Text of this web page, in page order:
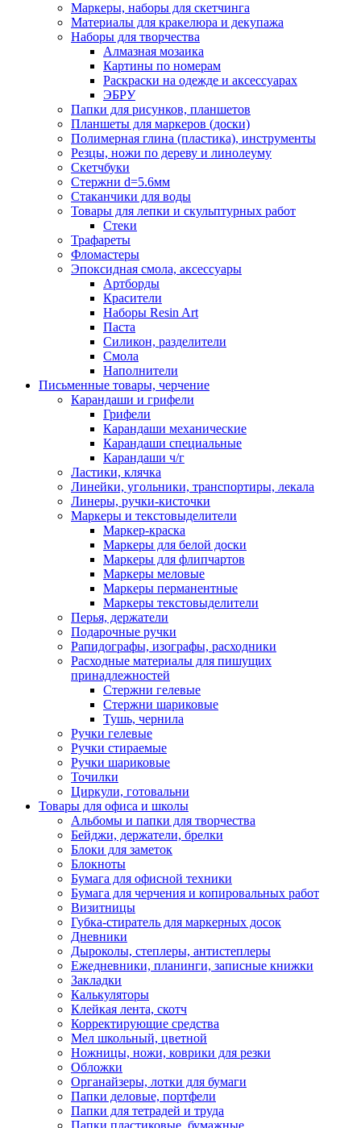
Маркеры, наборы для скетчинга
Материалы для кракелюра и декупажа
Наборы для творчества
Алмазная мозаика
Картины по номерам
Раскраски на одежде и аксессуарах
ЭБРУ
Папки для рисунков, планшетов
Планшеты для маркеров (доски)
Полимерная глина (пластика), инструменты
Резцы, ножи по дереву и линолеуму
Скетчбуки
Стержни d=5.6мм
Стаканчики для воды
Товары для лепки и скульптурных работ
Стеки
Трафареты
Фломастеры
Эпоксидная смола, аксессуары
Артборды
Красители
Наборы Resin Art
Паста
Силикон, разделители
Смола
Наполнители
Письменные товары, черчение
Карандаши и грифели
Грифели
Карандаши механические
Карандаши специальные
Карандаши ч/г
Ластики, клячка
Линейки, угольники, транспортиры, лекала
Линеры, ручки-кисточки
Маркеры и текстовыделители
Маркер-краска
Маркеры для белой доски
Маркеры для флипчартов
Маркеры меловые
Маркеры перманентные
Маркеры текстовыделители
Перья, держатели
Подарочные ручки
Рапидографы, изографы, расходники
Расходные материалы для пишущих
принадлежностей
Стержни гелевые
Стержни шариковые
Тушь, чернила
Ручки гелевые
Ручки стираемые
Ручки шариковые
Точилки
Циркули, готовальни
Товары для офиса и школы
Альбомы и папки для творчества
Бейджи, держатели, брелки
Блоки для заметок
Блокноты
Бумага для офисной техники
Бумага для черчения и копировальных работ
Визитницы
Губка-стиратель для маркерных досок
Дневники
Дыроколы, степлеры, антистеплеры
Ежедневники, планинги, записные книжки
Закладки
Калькуляторы
Клейкая лента, скотч
Корректирующие средства
Мел школьный, цветной
Ножницы, ножи, коврики для резки
Обложки
Органайзеры, лотки для бумаги
Папки деловые, портфели
Папки для тетрадей и труда
Папки пластиковые, бумажные